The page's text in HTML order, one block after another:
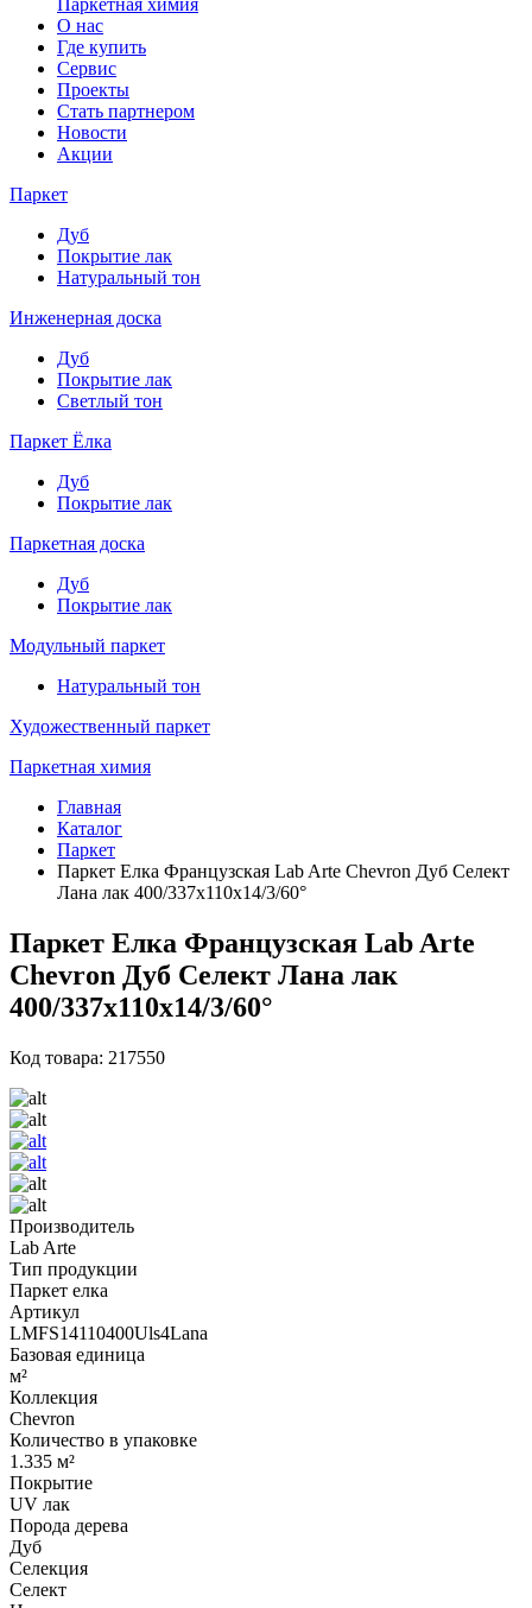
Паркетная химия
О нас
Где купить
Сервис
Проекты
Стать партнером
Новости
Акции
Паркет
Дуб
Покрытие лак
Натуральный тон
Инженерная доска
Дуб
Покрытие лак
Светлый тон
Паркет Ёлка
Дуб
Покрытие лак
Паркетная доска
Дуб
Покрытие лак
Модульный паркет
Натуральный тон
Художественный паркет
Паркетная химия
Главная
Каталог
Паркет
Паркет Елка Французская Lab Arte Chevron Дуб Селект
Лана лак 400/337х110х14/3/60°
Паркет Елка Французская Lab Arte
Chevron Дуб Селект Лана лак
400/337х110х14/3/60°
Код товара: 217550
Производитель
Lab Arte
Тип продукции
Паркет елка
Артикул
LMFS14110400Uls4Lana
Базовая единица
м²
Коллекция
Chevron
Количество в упаковке
1.335 м²
Покрытие
UV лак
Порода дерева
Дуб
Селекция
Селект